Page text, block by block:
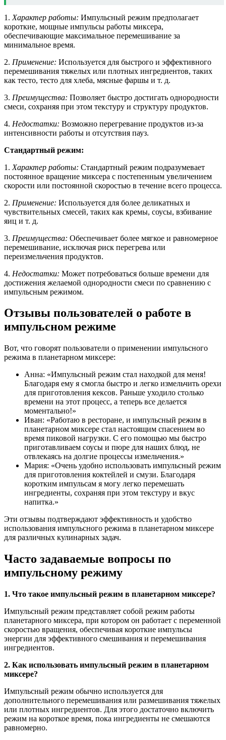
1. Характер работы: Импульсный режим предполагает
короткие, мощные импульсы работы миксера,
обеспечивающие максимальное перемешивание за
минимальное время.
2. Применение: Используется для быстрого и эффективного
перемешивания тяжелых или плотных ингредиентов, таких
как тесто, тесто для хлеба, мясные фаршы и т. д.
3. Преимущества: Позволяет быстро достигать однородности
смеси, сохраняя при этом текстуру и структуру продуктов.
4. Недостатки: Возможно перегревание продуктов из-за
интенсивности работы и отсутствия пауз.
Стандартный режим:
1. Характер работы: Стандартный режим подразумевает
постоянное вращение миксера с постепенным увеличением
скорости или постоянной скоростью в течение всего процесса.
2. Применение: Используется для более деликатных и
чувствительных смесей, таких как кремы, соусы, взбивание
яиц и т. д.
3. Преимущества: Обеспечивает более мягкое и равномерное
перемешивание, исключая риск перегрева или
переизмельчения продуктов.
4. Недостатки: Может потребоваться больше времени для
достижения желаемой однородности смеси по сравнению с
импульсным режимом.
Отзывы пользователей о работе в
импульсном режиме
Вот, что говорят пользователи о применении импульсного
режима в планетарном миксере:
Анна: «Импульсный режим стал находкой для меня!
Благодаря ему я смогла быстро и легко измельчить орехи
для приготовления кексов. Раньше уходило столько
времени на этот процесс, а теперь все делается
моментально!»
Иван: «Работаю в ресторане, и импульсный режим в
планетарном миксере стал настоящим спасением во
время пиковой нагрузки. С его помощью мы быстро
приготавливаем соусы и пюре для наших блюд, не
отвлекаясь на долгие процессы измельчения.»
Мария: «Очень удобно использовать импульсный режим
для приготовления коктейлей и смузи. Благодаря
коротким импульсам я могу легко перемешать
ингредиенты, сохраняя при этом текстуру и вкус
напитка.»
Эти отзывы подтверждают эффективность и удобство
использования импульсного режима в планетарном миксере
для различных кулинарных задач.
Часто задаваемые вопросы по
импульсному режиму
1. Что такое импульсный режим в планетарном миксере?
Импульсный режим представляет собой режим работы
планетарного миксера, при котором он работает с переменной
скоростью вращения, обеспечивая короткие импульсы
энергии для эффективного смешивания и перемешивания
ингредиентов.
2. Как использовать импульсный режим в планетарном
миксере?
Импульсный режим обычно используется для
дополнительного перемешивания или размешивания тяжелых
или плотных ингредиентов. Для этого достаточно включить
режим на короткое время, пока ингредиенты не смешаются
равномерно.